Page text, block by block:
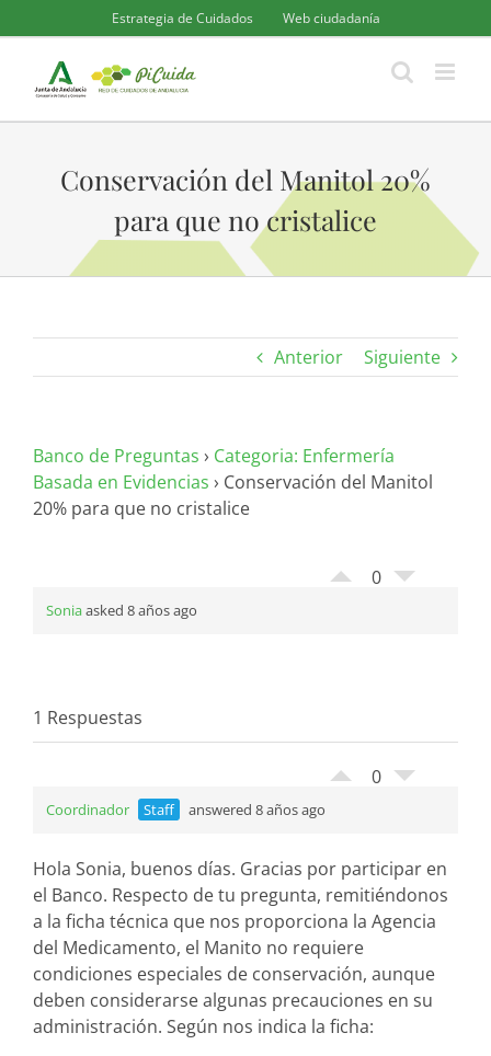
al
contenido
Estrategia de Cuidados Web ciudadanía
Conservación del Manitol 20%
para que no cristalice
Anterior Siguiente
Banco de Preguntas › Categoria: Enfermería
Basada en Evidencias › Conservación del Manitol
20% para que no cristalice
0
Soniaasked 8 años ago
1 Respuestas
0
Coordinador Staff answered 8 años ago
Hola Sonia, buenos días. Gracias por participar en
el Banco. Respecto de tu pregunta, remitiéndonos
a la ficha técnica que nos proporciona la Agencia
del Medicamento, el Manito no requiere
condiciones especiales de conservación, aunque
deben considerarse algunas precauciones en su
administración. Según nos indica la ficha: